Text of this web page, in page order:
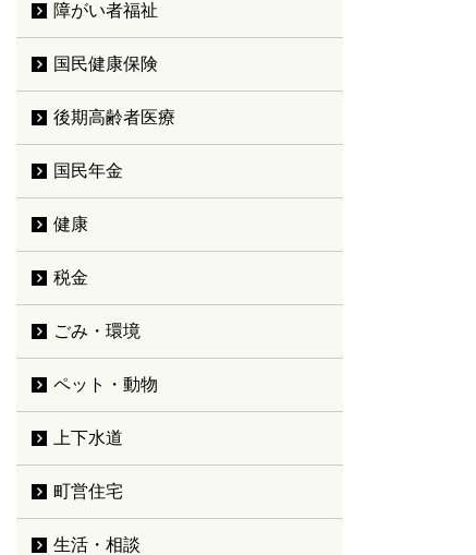
障がい者福祉
国民健康保険
後期高齢者医療
国民年金
健康
税金
ごみ・環境
ペット・動物
上下水道
町営住宅
生活・相談